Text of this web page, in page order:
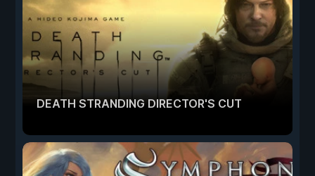
DEATH STRANDING DIRECTOR'S CUT